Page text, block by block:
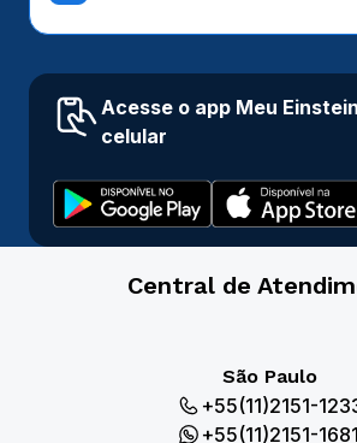
Acesse o app Meu
celular
Central de
São Paulo
+55(11)2151-
+55(11)2151-1681